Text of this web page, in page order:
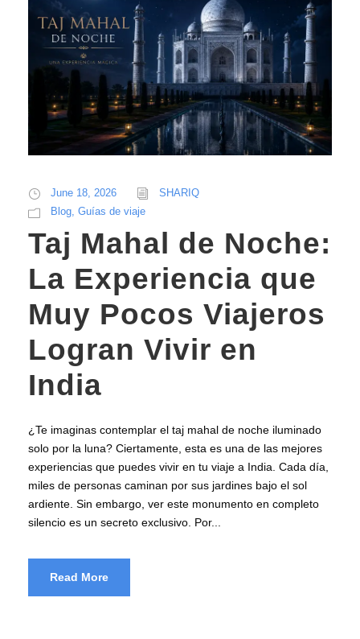
June 18, 2026
SHARIQ
Blog, Guías de viaje
Taj Mahal de Noche:
La Experiencia que
Muy Pocos Viajeros
Logran Vivir en
India
¿Te imaginas contemplar el taj mahal de noche iluminado
solo por la luna? Ciertamente, esta es una de las mejores
experiencias que puedes vivir en tu viaje a India. Cada día,
miles de personas caminan por sus jardines bajo el sol
ardiente. Sin embargo, ver este monumento en completo
silencio es un secreto exclusivo. Por...
Read More